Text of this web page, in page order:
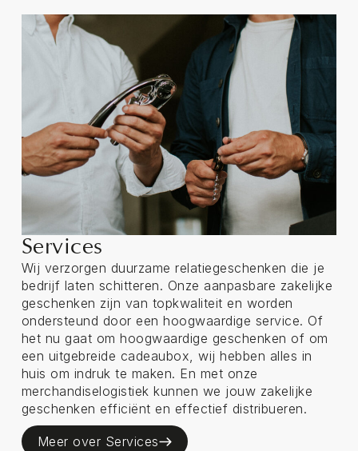
Services
Wij verzorgen duurzame relatiegeschenken die je
bedrijf laten schitteren. Onze aanpasbare zakelijke
geschenken zijn van topkwaliteit en worden
ondersteund door een hoogwaardige service. Of
het nu gaat om hoogwaardige geschenken of om
een uitgebreide cadeaubox, wij hebben alles in
huis om indruk te maken. En met onze
merchandiselogistiek kunnen we jouw zakelijke
geschenken efficiënt en effectief distribueren.
Meer over Services